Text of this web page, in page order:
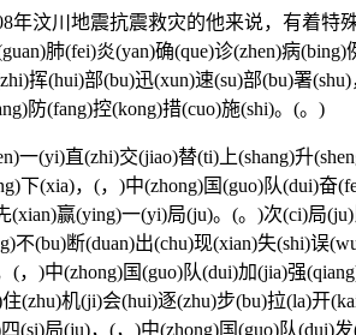
年汶川地震抗震救灾的他来说，有
肺(fei)炎(yan)确(que)诊(zhen)病
挥(hui)部(bu)迅(xun)速(su)部(bu)署
防(fang)控(kong)措(cuo)施(shi)。(。)
直(zhi)交(jiao)替(ti)上(shang)升
下(xia)，(，)中(zhong)国(guo)队(dui)奋
赢(ying)一(yi)局(ju)。(。)次(ci)局
(bu)断(duan)出(chu)现(xian)失(shi)误
)中(zhong)国(guo)队(dui)加(jia)强
(zhu)机(ji)会(hui)逐(zhu)步(bu)拉(la)开
(si)局(ju)，(，)中(zhong)国(guo)队(dui)